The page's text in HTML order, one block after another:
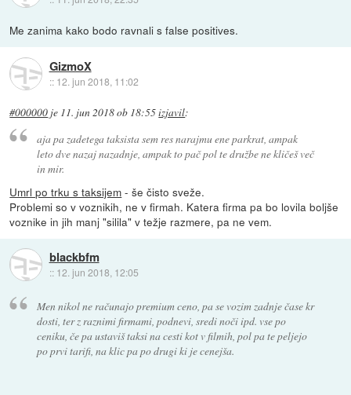
Me zanima kako bodo ravnali s false positives.
GizmoX
:: 12. jun 2018, 11:02
#000000 je 11. jun 2018 ob 18:55izjavil:
aja pa zadetega taksista sem res narajmu ene parkrat, ampak
leto dve nazaj nazadnje, ampak to pač pol te družbe ne kličeš več
in mir.
Umrl po trku s taksijem - še čisto sveže.
Problemi so v voznikih, ne v firmah. Katera firma pa bo lovila boljše
voznike in jih manj "silila" v težje razmere, pa ne vem.
blackbfm
:: 12. jun 2018, 12:05
Men nikol ne računajo premium ceno, pa se vozim zadnje čase kr
dosti, ter z raznimi firmami, podnevi, sredi noči ipd. vse po
ceniku, če pa ustaviš taksi na cesti kot v filmih, pol pa te peljejo
po prvi tarifi, na klic pa po drugi ki je cenejša.